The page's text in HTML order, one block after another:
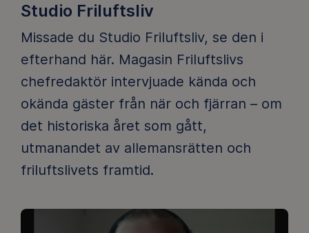
Studio Friluftsliv
Missade du Studio Friluftsliv, se den i
efterhand här. Magasin Friluftslivs
chefredaktör intervjuade kända och
okända gäster från när och fjärran – om
det historiska året som gått,
utmanandet av allemansrätten och
friluftslivets framtid.